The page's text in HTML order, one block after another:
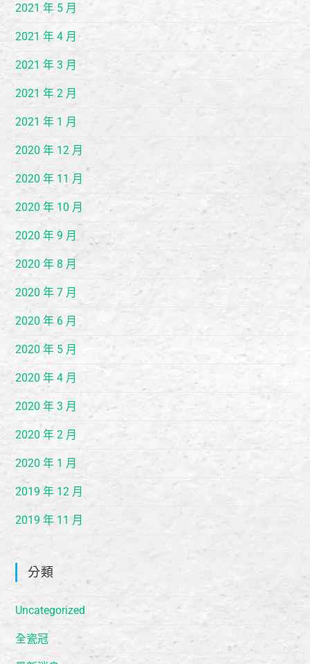
2021 年 5 月
2021 年 4 月
2021 年 3 月
2021 年 2 月
2021 年 1 月
2020 年 12 月
2020 年 11 月
2020 年 10 月
2020 年 9 月
2020 年 8 月
2020 年 7 月
2020 年 6 月
2020 年 5 月
2020 年 4 月
2020 年 3 月
2020 年 2 月
2020 年 1 月
2019 年 12 月
2019 年 11 月
分類
Uncategorized
全瓷冠